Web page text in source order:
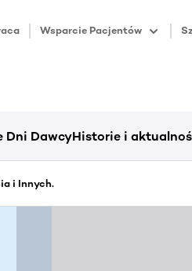
Wsparcie Pacjentów
Dni DawcyHistorie i
i Innych.